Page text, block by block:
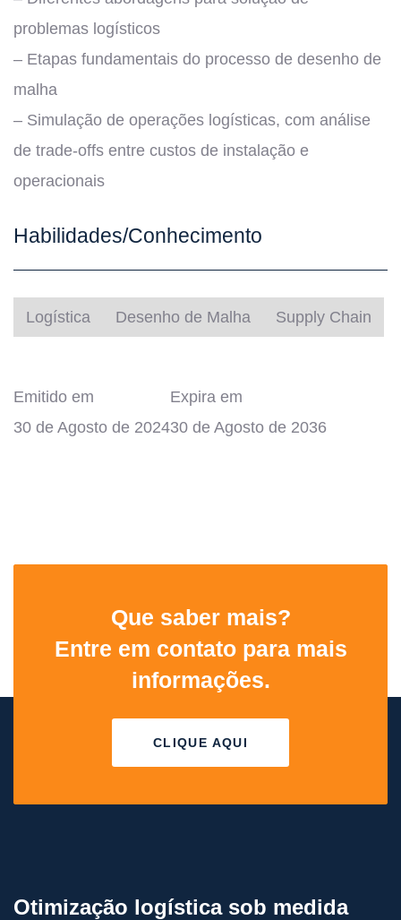
problemas logísticos
– Etapas fundamentais do processo de desenho de
malha
– Simulação de operações logísticas, com análise
de trade-offs entre custos de instalação e
operacionais
Habilidades/Conhecimento
Logística Desenho de Malha Supply Chain
Emitido em
30 de Agosto de 2024
Expira em
30 de Agosto de 2036
Que saber mais?
Entre em contato para mais
informações.
CLIQUE AQUI
Otimização logística sob medida